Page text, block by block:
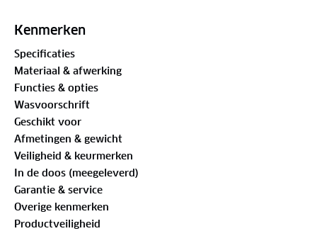
James is voorzien van luxe bekleding, wat bestaat
de toevoeging van de mesh-bekleding is de
temperatuur en vochtcirculatie optimaal.
De stoel bevestig je in de auto door middel van de
Isofix-haken. Zo installeer je de stoel op de meest
veilige manier die mogelijk is. Je kindje zet je in de
stoel vast met het gebruik van de autogordel. Los
van de isofix voldoet deze autostoel aan de
allerstrengste i-Size veiligheidsnormen.
De hoofdsteun is verstelbaar in de hoogte. Zo geeft
de stoel altijd bescherming op de juiste plek. Met de
Kenmerken
Specificaties
Materiaal & afwerking
Functies & opties
Wasvoorschrift
Geschikt voor
Afmetingen & gewicht
Veiligheid & keurmerken
In de doos (meegeleverd)
Garantie & service
Overige kenmerken
Productveiligheid